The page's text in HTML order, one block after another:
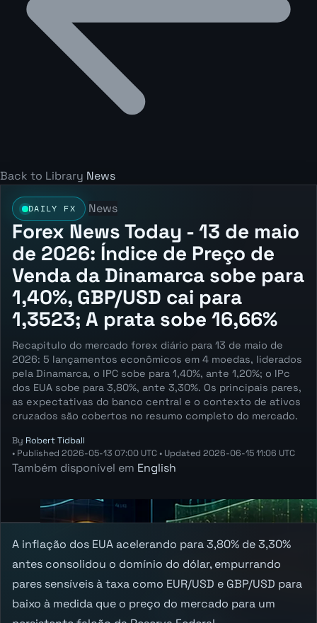
Back to Library News
DAILY FX News
Forex News Today - 13 de maio
de 2026: Índice de Preço de
Venda da Dinamarca sobe para
1,40%, GBP/USD cai para
1,3523; A prata sobe 16,66%
Recapitulo do mercado forex diário para 13 de maio de
2026: 5 lançamentos econômicos em 4 moedas, liderados
pela Dinamarca, o IPC sobe para 1,40%, ante 1,20%; o IPc
dos EUA sobe para 3,80%, ante 3,30%. Os principais pares,
as expectativas do banco central e o contexto de ativos
cruzados são cobertos no resumo completo do mercado.
By Robert Tidball
• Published 2026-05-13 07:00 UTC • Updated 2026-06-15 11:06 UTC
Também disponível em English
A inflação dos EUA acelerando para 3,80% de 3,30%
antes consolidou o domínio do dólar, empurrando
pares sensíveis à taxa como EUR/USD e GBP/USD para
baixo à medida que o preço do mercado para um